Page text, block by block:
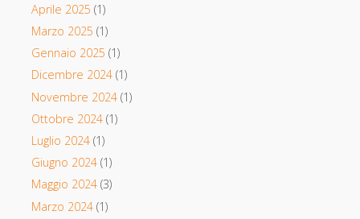
Aprile 2025 (1)
Marzo 2025 (1)
Gennaio 2025 (1)
Dicembre 2024(1)
Novembre 2024(1)
Ottobre 2024(1)
Luglio 2024(1)
Giugno 2024(1)
Maggio 2024(3)
Marzo 2024(1)